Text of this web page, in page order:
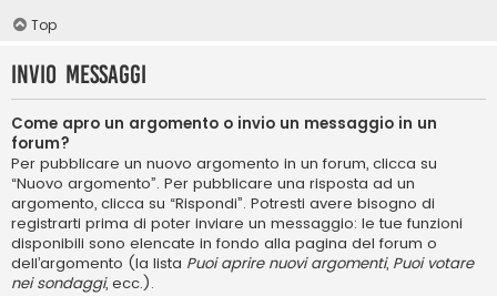
Top
Invio Messaggi
Come apro un argomento o invio un messaggio in un
forum?
Per pubblicare un nuovo argomento in un forum, clicca su
“Nuovo argomento”. Per pubblicare una risposta ad un
argomento, clicca su “Rispondi”. Potresti avere bisogno di
registrarti prima di poter inviare un messaggio: le tue funzioni
disponibili sono elencate in fondo alla pagina del forum o
dell’argomento (la lista Puoi aprire nuovi argomenti, Puoi votare
nei sondaggi, ecc.).